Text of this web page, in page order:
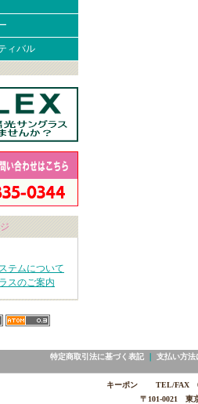
ィバル
テムについて
スのご案内
特定商取引法に基づく表記｜ 支払い方法
キーポン TEL/FAX
〒101-0021 東